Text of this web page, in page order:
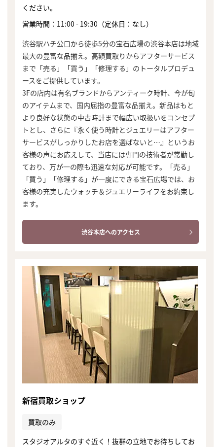
ください。
営業時間：11:00 - 19:30（定休日：なし）
渋谷駅ハチ公口から徒歩5分の宝石広場の渋谷本店は地域
最大の豊富な品揃え。高額買取りからアフターサービス
まで「売る」「買う」「修理する」のトータルプロデュ
ースをご提供しています。
3Fの店内は有名ブランドからアンティーク時計、今が旬
のアイテムまで、国内屈指の豊富な品揃え。新品はもと
より良好な状態の中古時計まで幅広い取扱いをコンセプ
トとし、さらに『永く使う時計とジュエリーはアフター
サービスがしっかりしたお店を選ばないと…』というお
客様の声にお応えして、当店には専門の技術者が常勤し
ており、万が一の際も迅速な対応が可能です。「売る」
「買う」「修理する」が一度にできる宝石広場では、お
客様の充実したウォッチ＆ジュエリーライフをお約束し
ます。
渋谷本店へのアクセス
新宿買取ショップ
買取のみ
スタジオアルタのすぐ近く！抜群の立地でお待ちしてお